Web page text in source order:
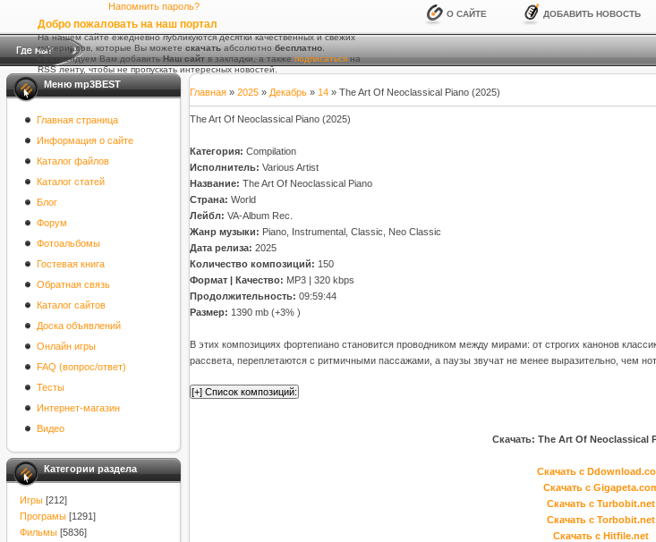
Напомнить пароль?
Добро пожаловать на наш портал
На нашем сайте ежедневно публикуются десятки качественных и свежих
материалов, которые Вы можете скачать абсолютно бесплатно.
Рекомендуем Вам добавитьНаш сайтв закладки, а такжеподписатьсяна
RSS ленту, чтобы не пропускать интересных новостей.
О САЙТЕ ДОБАВИТЬ НОВОСТЬ
Меню mp3BEST
Главная страница
Информация о сайте
Каталог файлов
Каталог статей
Блог
Форум
Фотоальбомы
Гостевая книга
Обратная связь
Каталог сайтов
Доска объявлений
Онлайн игры
FAQ (вопрос/ответ)
Тесты
Интернет-магазин
Видео
Категории раздела
Игры [212]
Програмы [1291]
Фильмы [5836]
Главная » 2025 » Декабрь » 14 » The Art Of Neoclassical Piano (2025)
The Art Of Neoclassical Piano (2025)
Категория: Compilation
Исполнитель: Various Artist
Название: The Art Of Neoclassical Piano
Страна: World
Лейбл: VA-Album Rec.
Жанр музыки: Piano, Instrumental, Classic, Neo Classic
Дата релиза: 2025
Количество композиций: 150
Формат | Качество: MP3 | 320 kbps
Продолжительность: 09:59:44
Размер: 1390 mb (+3% )
В этих композициях фортепиано становится проводником между мирами: от строгих канонов
рассвета, переплетаются с ритмичными пассажами, а паузы звучат не менее выразительно, чем
Скачать: The Art Of Neoclassical
Скачать с
Скачать с
Скачать с Turbobit.net
Скачать с Torbobit.net
Скачать с Hitfile.net